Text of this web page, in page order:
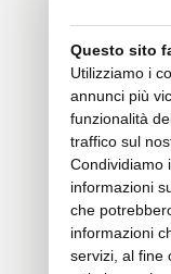
Questo sito
Utilizziamo i
annunci più
funzionalità
traffico sul
Condividiamo
informazioni
che
informazioni
servizi, al fine